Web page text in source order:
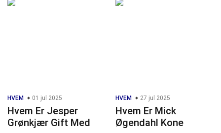
HVEM 01 jul 2025
Hvem Er Jesper
Grønkjær Gift Med
HVEM 27 jul 2025
Hvem Er Mick
Øgendahl Kone